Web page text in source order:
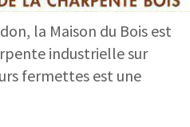
la Maison du Bois est
industrielle sur
fermettes est une